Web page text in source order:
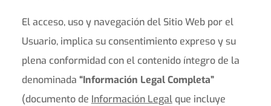
El acceso, uso y navegación del Sitio Web por el
Usuario, implica su consentimiento expreso y su
plena conformidad con el contenido íntegro de la
denominada “Información Legal Completa”
(documento de Información Legalque incluye